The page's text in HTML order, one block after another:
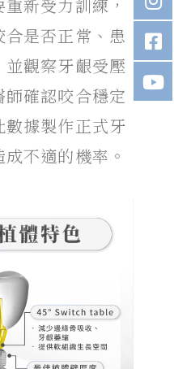
新受力訓練，
是否正常、患
觀察牙齦受壓
確認咬合穩定
數據製作正式牙
不適的機率。